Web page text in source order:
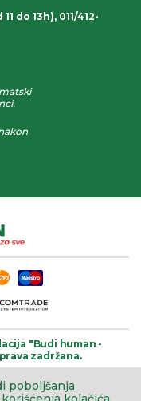
do 13h), 011/412-
"Budi human -
zadržana.
poboljšanja